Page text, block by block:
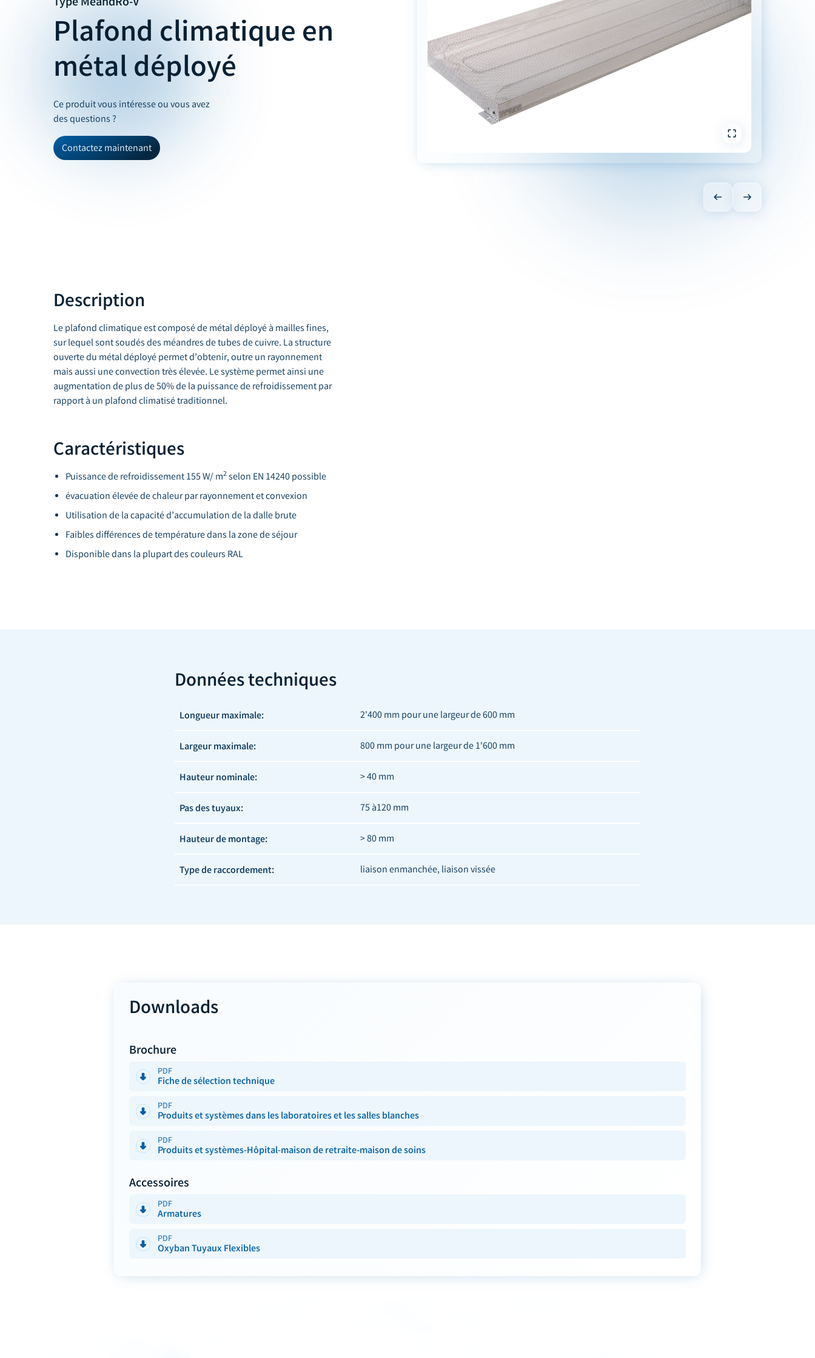
Plafond climatique en
métal déployé
Ce produit vous intéresse ou vous avez
des questions ?
Contactez maintenant
Description
Le plafond climatique est composé de métal déployé à mailles fines,
sur lequel sont soudés des méandres de tubes de cuivre. La structure
ouverte du métal déployé permet d’obtenir, outre un rayonnement
mais aussi une convection très élevée. Le système permet ainsi une
augmentation de plus de 50% de la puissance de refroidissement par
rapport à un plafond climatisé traditionnel.
Caractéristiques
Puissance de refroidissement 155 W/ m2 selon EN 14240 possible
évacuation élevée de chaleur par rayonnement et convexion
Utilisation de la capacité d’accumulation de la dalle brute
Faibles différences de température dans la zone de séjour
Disponible dans la plupart des couleurs RAL
In Vollbild öffnen
Données techniques
Longueur maximale: 2'400 mm pour une largeur de 600 mm
Largeur maximale: 800 mm pour une largeur de 1'600 mm
Hauteur nominale: > 40 mm
Pas des tuyaux: 75 à120 mm
Hauteur de montage: > 80 mm
Type de raccordement: liaison enmanchée, liaison vissée
Downloads
Brochure
PDF
Fiche de sélection technique
PDF
Produits et systèmes dans les laboratoires et les salles blanches
PDF
Produits et systèmes-Hôpital-maison de retraite-maison de soins
Accessoires
PDF
Armatures
PDF
Oxyban Tuyaux Flexibles